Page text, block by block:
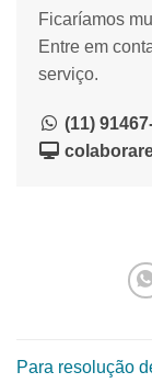
Ficaríamos
Entre em
serviço.
(11)
Para resolução